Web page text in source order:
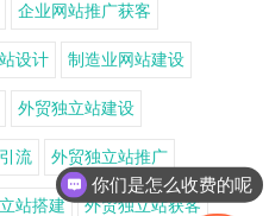
企业网站推广获客
设计 制造业网站建设
外贸独立站建设
流 外贸独立站推广
站搭建 外贸独立站获客
你们是怎么收费的呢